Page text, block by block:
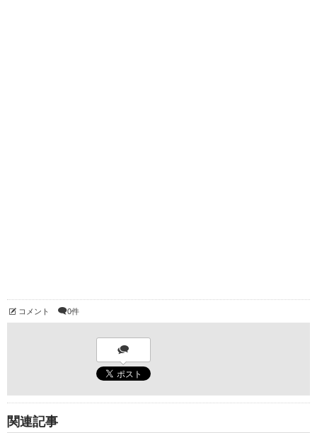
コメント 0件
関連記事